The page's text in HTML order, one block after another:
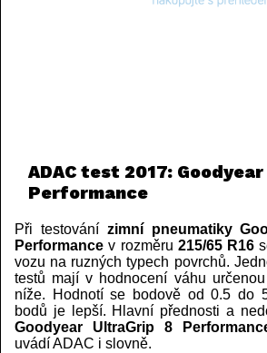
ADAC test 2017:
Performance
Při testování zimní pneumatiky
Performance v rozměru 215/65 R16
vozu na ruzných typech povrchů.
testů mají v hodnocení váhu
níže. Hodnotí se bodově od 0.5 do
bodů je lepší. Hlavní přednosti a
Goodyear UltraGrip 8
uvádí ADAC i slovně.